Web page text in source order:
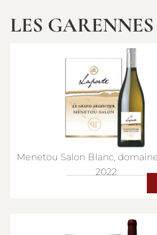
LES GARENNES
Menetou Salon Blanc,
2022